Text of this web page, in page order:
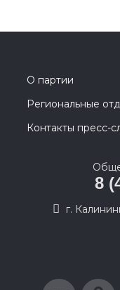
О партии
Региональные
Контакты пресс-
8
г.